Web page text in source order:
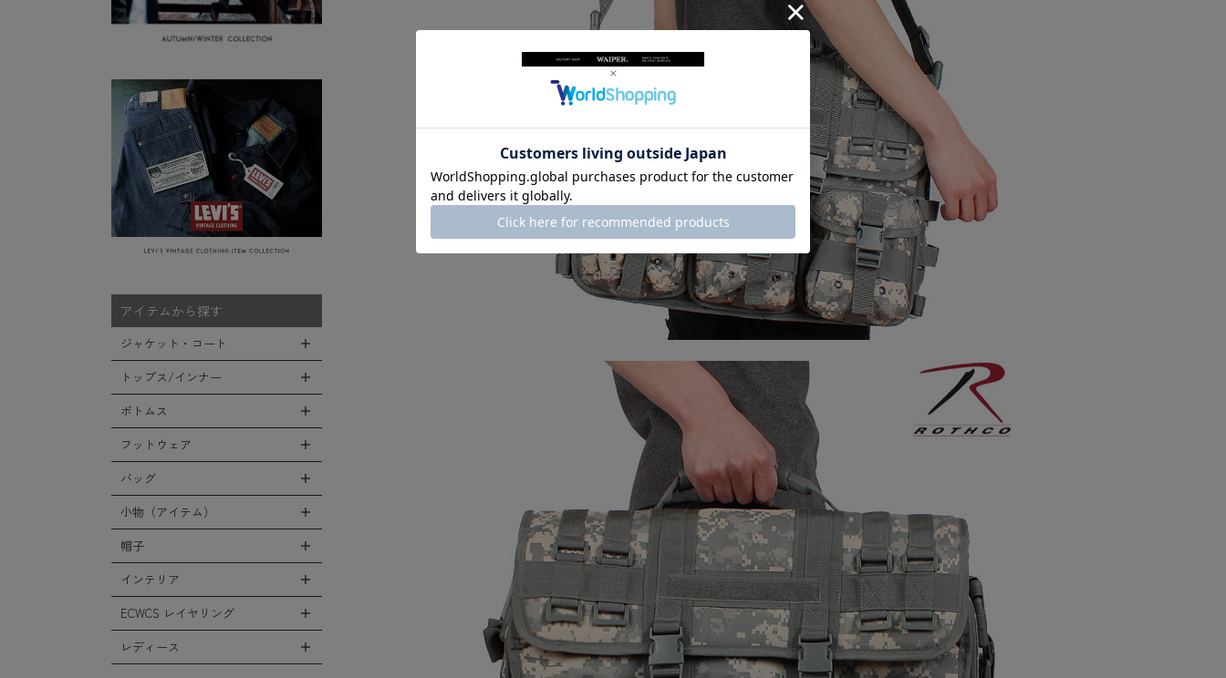
アイテムから探す
ジャケット・コート
全てのジャケット・コート
LEVEL7
フライトジャケット
M-65ジャケット
デッキジャケット
タンカースジャケット
コート
ソフトシェルジャケット
フリースジャケット
レザーアウター
ジャケットライナー
トップス/インナー
全てのトップス/インナー
Tシャツ
シャツ
スウェット/パーカー
セーター/カーディガン
ベスト
タンクトップ
ボトムス
全てのボトムス
カーゴパンツ
デニムパンツ
チノ，ワークパンツ
ファティーグパンツ
ナイロンパンツ
スウェットパンツ
ショートパンツ
アンダー（下着）
フットウェア
全てのフットウェア
ブーツ
シューズ・スニーカー
サンダル
レインシューズ・ブーツ
ソックス/靴下
バッグ
全てのバッグ
リュックサック
ショルダーバッグ
ヘルメットバッグ
メッセンジャーバッグ
トートバッグ
小物（アイテム）
全ての小物（アイテム）
グローブ（手袋）
防寒物（ネックウォーマーetc）
傘/ポンチョ
ミリタリーウォッチ
帽子
全ての帽子
キャップ
ハット
ニット帽（ビーニー）
インテリア
全てのインテリア
デスク、椅子、家具
ECWCS レイヤリング
全てのECWCS
レディース